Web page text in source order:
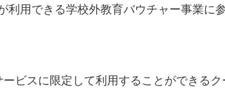
用できる学校外教育バウチャー事業に参
ビスに限定して利用することができるク